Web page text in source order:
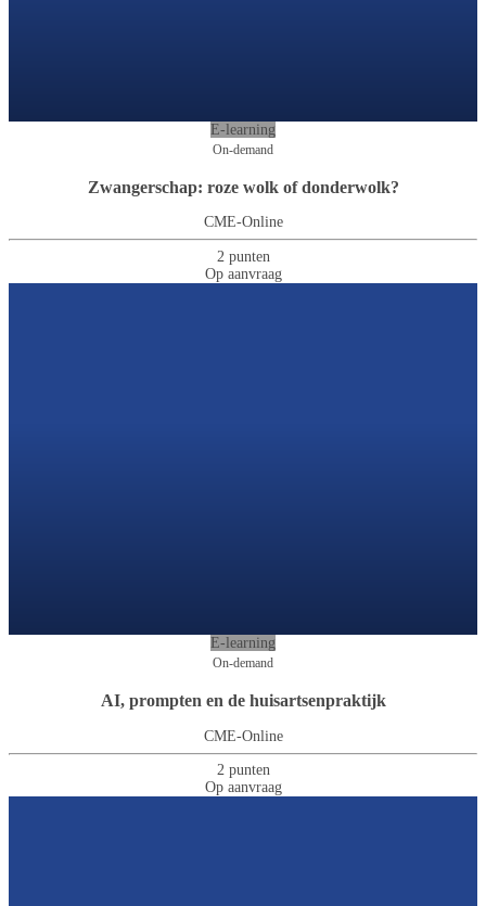
E-learning
On-demand
Zwangerschap: roze wolk of donderwolk?
CME-Online
2 punten
Op aanvraag
E-learning
On-demand
AI, prompten en de huisartsenpraktijk
CME-Online
2 punten
Op aanvraag